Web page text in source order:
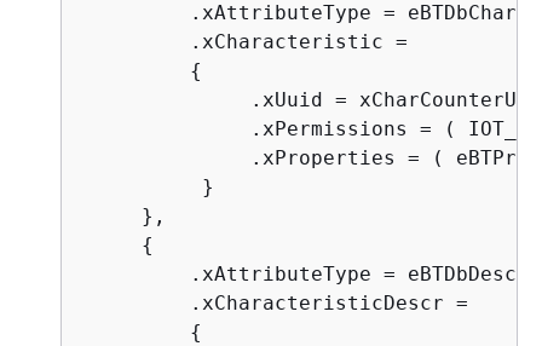
.xAttributeType =
         .xCharacteristic =
{
.xUuid =
.xPermissions = (
.xProperties = (
          }
     },
{
.xAttributeType =
         .xCharacteristicDescr =
{